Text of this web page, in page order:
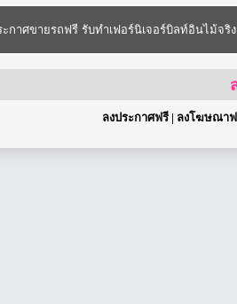
ะกาศขายรถฟรี รับทำเฟอร์นิเจอร์บิลท์อินไม้จริง
ลงประกาศฟรี | ลงโฆษณา